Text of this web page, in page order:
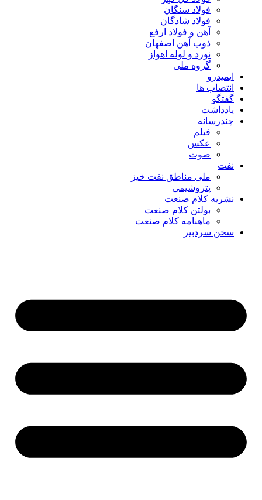
فولاد سنگان
فولاد شادگان
آهن و فولاد ارفع
ذوب آهن اصفهان
نورد و لوله اهواز
گروه ملی
ایمیدرو
انتصاب ها
گفتگو
یادداشت
چندرسانه
فیلم
عکس
صوت
نفت
ملی مناطق نفت خیز
پتروشیمی
نشریه کلام صنعت
بولتن کلام صنعت
ماهنامه کلام صنعت
سخن سردبیر